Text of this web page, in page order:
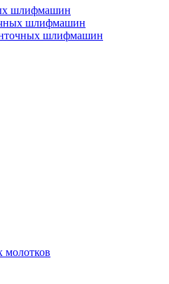
шлифмашин
шлифмашин
шлифмашин
молотков